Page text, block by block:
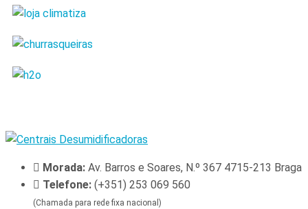
Morada: Av. Barros e Soares, N.º 367 4715-213 Braga
Telefone: (+351) 253 069 560
(Chamada para rede fixa nacional)